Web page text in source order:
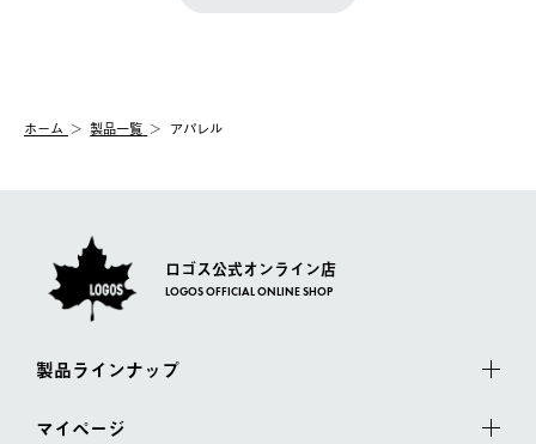
【配送業者】
佐川急便にて配送されます。
む）は受け付けておりません。
一度お手元の商品を返品いただき、ご希望商品を再注文してくだ
ホーム 製品一覧 アパレル
ロゴス公式オンライン店
LOGOS OFFICIAL ONLINE SHOP
製品ラインナップ
マイページ